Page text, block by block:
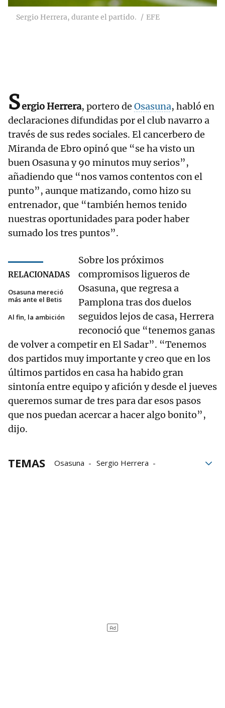
Sergio Herrera, durante el partido. EFE
Sergio Herrera, portero de Osasuna, habló en
declaraciones difundidas por el club navarro a
través de sus redes sociales. El cancerbero de
Miranda de Ebro opinó que “se ha visto un
buen Osasuna y 90 minutos muy serios”,
añadiendo que “nos vamos contentos con el
punto”, aunque matizando, como hizo su
entrenador, que “también hemos tenido
nuestras oportunidades para poder haber
sumado los tres puntos”.
RELACIONADAS
Osasuna mereció
más ante el Betis
Al fin, la ambición
Sobre los próximos
compromisos ligueros de
Osasuna, que regresa a
Pamplona tras dos duelos
seguidos lejos de casa, Herrera
reconoció que “tenemos ganas
de volver a competir en El Sadar”. “Tenemos
dos partidos muy importante y creo que en los
últimos partidos en casa ha habido gran
sintonía entre equipo y afición y desde el jueves
queremos sumar de tres para dar esos pasos
que nos puedan acercar a hacer algo bonito”,
dijo.
TEMAS Osasuna
Sergio Herrera